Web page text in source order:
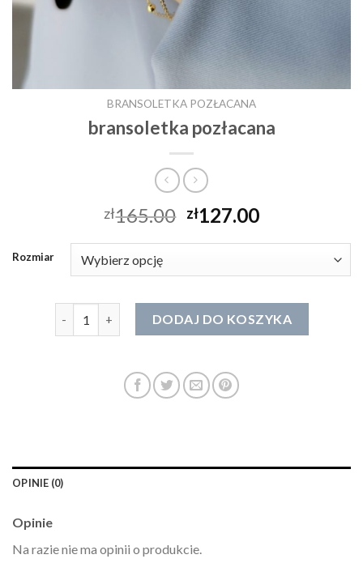
BRANSOLETKA POZŁACANA
bransoletka pozłacana
zł165.00 zł127.00
Rozmiar
ilość bransoletka pozłacanaDODAJ DO KOSZYKA
OPINIE (0)
Opinie
Na razie nie ma opinii o produkcie.